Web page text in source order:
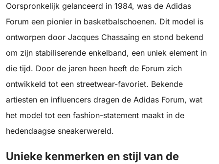
Oorspronkelijk gelanceerd in 1984, was de Adidas
Forum een pionier in basketbalschoenen. Dit model is
ontworpen door Jacques Chassaing en stond bekend
om zijn stabiliserende enkelband, een uniek element in
die tijd. Door de jaren heen heeft de Forum zich
ontwikkeld tot een streetwear-favoriet. Bekende
artiesten en influencers dragen de Adidas Forum, wat
het model tot een fashion-statement maakt in de
hedendaagse sneakerwereld.
Unieke kenmerken en stijl van de